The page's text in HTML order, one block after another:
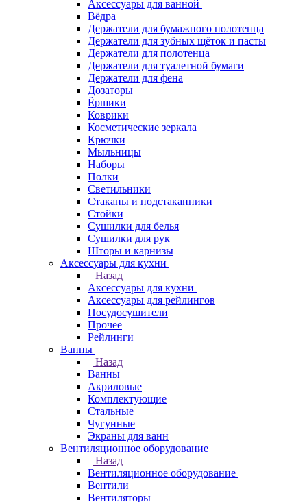
Аксессуары для ванной
Вёдра
Держатели для бумажного полотенца
Держатели для зубных щёток и пасты
Держатели для полотенца
Держатели для туалетной бумаги
Держатели для фена
Дозаторы
Ёршики
Коврики
Косметические зеркала
Крючки
Мыльницы
Наборы
Полки
Светильники
Стаканы и подстаканники
Стойки
Сушилки для белья
Сушилки для рук
Шторы и карнизы
Аксессуары для кухни
Назад
Аксессуары для кухни
Аксессуары для рейлингов
Посудосушители
Прочее
Рейлинги
Ванны
Назад
Ванны
Акриловые
Комплектующие
Стальные
Чугунные
Экраны для ванн
Вентиляционное оборудование
Назад
Вентиляционное оборудование
Вентили
Вентиляторы